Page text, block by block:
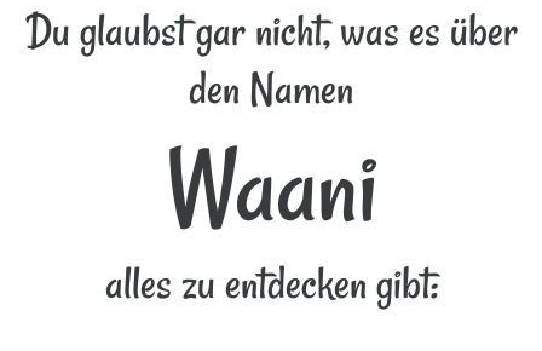
Du glaubst gar nicht, was es über
den Namen
Waani
alles zu entdecken gibt: